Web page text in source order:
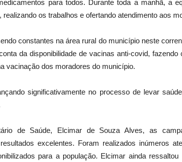
para todos. Durante toda a manhã, a
realizando os trabalhos e ofertando atendimento aos
constantes na área rural do município neste
da disponibilidade de vacinas anti-covid, fazendo
vacinação dos moradores do município.
significativamente no processo de levar
de Saúde, Elcimar de Souza Alves, as
excelentes. Foram realizados inúmeros
para a população. Elcimar ainda